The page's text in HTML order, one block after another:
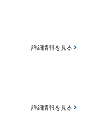
詳細情報を見る
詳細情報を見る